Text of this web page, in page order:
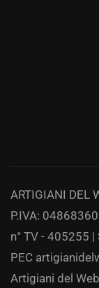
ARTIGIANI DEL
P.IVA:
n° TV - 405255 |
PEC
Artigiani del